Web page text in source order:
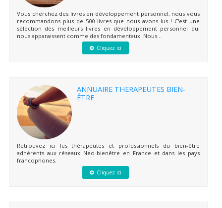
Vous cherchez des livres en développement personnel, nous vous
recommandons plus de 500 livres que nous avons lus ! C'est une
sélection des meilleurs livres en développement personnel qui
nous apparaissent comme des fondamentaux. Nous...
Cliquez ici
ANNUAIRE THERAPEUTES BIEN-
ÊTRE
Retrouvez ici les thérapeutes et professionnels du bien-être
adhérents aux réseaux Neo-bienêtre en France et dans les pays
francophones.
Cliquez ici